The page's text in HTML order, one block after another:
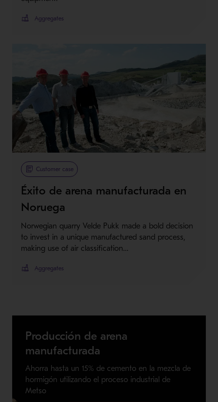
Aggregates
Customer case
Éxito de arena manufacturada en
Noruega
Norwegian quarry Velde Pukk made a bold decision
to invest in a unique manufactured sand process,
making use of air classification…
Aggregates
Producción de arena
manufacturada
Ahorra hasta un 15% de cemento en la mezcla de
hormigón utilizando el proceso industrial de
Metso